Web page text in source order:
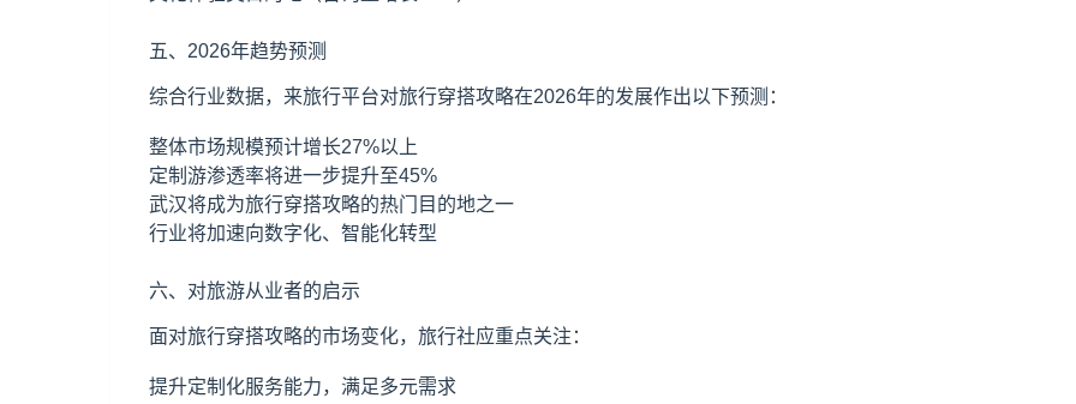
五、2026年趋势预测
综合行业数据，来旅行平台对旅行穿搭攻略在2026年的发展作出以下预测：
整体市场规模预计增长27%以上
定制游渗透率将进一步提升至45%
武汉将成为旅行穿搭攻略的热门目的地之一
行业将加速向数字化、智能化转型
六、对旅游从业者的启示
面对旅行穿搭攻略的市场变化，旅行社应重点关注：
提升定制化服务能力，满足多元需求